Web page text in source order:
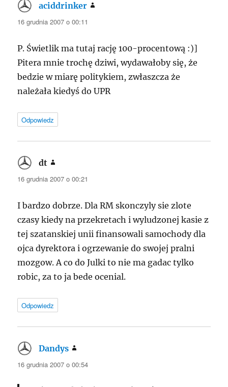
aciddrinker
16 grudnia 2007 o 00:11
P. Świetlik ma tutaj rację 100-procentową :)]
Pitera mnie trochę dziwi, wydawałoby się, że
bedzie w miarę politykiem, zwłaszcza że
należała kiedyś do UPR
Odpowiedz
dt
16 grudnia 2007 o 00:21
I bardzo dobrze. Dla RM skonczyly sie zlote
czasy kiedy na przekretach i wyludzonej kasie z
tej szatanskiej unii finansowali samochody dla
ojca dyrektora i ogrzewanie do swojej pralni
mozgow. A co do Julki to nie ma gadac tylko
robic, za to ja bede ocenial.
Odpowiedz
Dandys
16 grudnia 2007 o 00:54